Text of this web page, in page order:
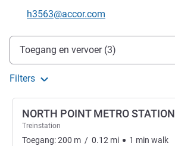
E-mailadres voor contact
h3563@accor.com
Toegang en transport
Toegang en vervoer (3)
Filters
NORTH POINT METRO STATION
Treinstation
Toegang:200 m / 0.12 mi 1 min walk